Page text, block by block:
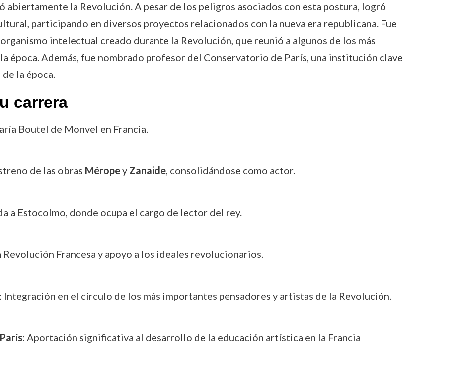
abiertamente la Revolución. A pesar de los peligros asociados con esta postura, logró
participando en diversos proyectos relacionados con la nueva era republicana. Fue
intelectual creado durante la Revolución, que reunió a algunos de los más
época. Además, fue nombrado profesor del Conservatorio de París, una institución clave
la época.
carrera
Boutel de Monvel en Francia.
de las obras Méropey Zanaide, consolidándose como actor.
a Estocolmo, donde ocupa el cargo de lector del rey.
Revolución Francesa y apoyo a los ideales revolucionarios.
: Integración en el círculo de los más importantes pensadores y artistas de la Revolución.
: Aportación significativa al desarrollo de la educación artística en la Francia